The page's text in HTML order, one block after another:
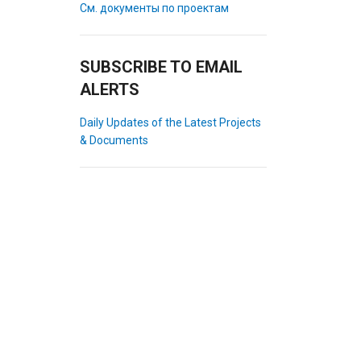
См. документы по проектам
SUBSCRIBE TO EMAIL
ALERTS
Daily Updates of the Latest Projects
& Documents